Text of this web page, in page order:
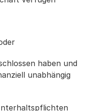
haben und
unabhängig